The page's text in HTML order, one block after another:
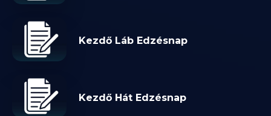
Kezdő Láb Edzésnap
Kezdő Hát Edzésnap